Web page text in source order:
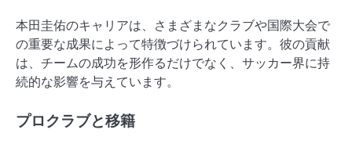
本田圭佑のキャリアは、さまざまなクラブや国際大会で
の重要な成果によって特徴づけられています。彼の貢献
は、チームの成功を形作るだけでなく、サッカー界に持
続的な影響を与えています。
プロクラブと移籍